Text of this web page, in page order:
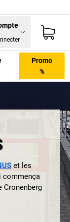
Promo
%
et les
commença
Cronenberg
Elle